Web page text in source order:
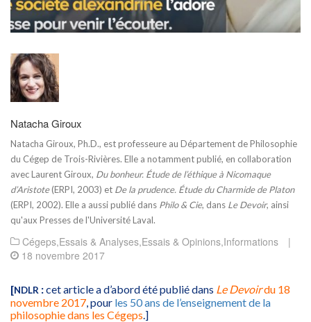
Natacha Giroux
Natacha Giroux, Ph.D., est professeure au Département de Philosophie
du Cégep de Trois-Rivières. Elle a notamment publié, en collaboration
avec Laurent Giroux, Du bonheur. Étude de l’éthique à Nicomaque
d’Aristote(ERPI, 2003) et De la prudence. Étude du Charmide de Platon
(ERPI, 2002). Elle a aussi publié dans Philo & Cie, dans Le Devoir, ainsi
qu'aux Presses de l'Université Laval.
Cégeps,Essais & Analyses,Essais & Opinions,Informations
|
18 novembre 2017
[NDLR :cet article a d’abord été publié dans Le Devoirdu 18
novembre 2017 , pour les 50 ans de l’enseignement de la
philosophie dans les Cégeps .]